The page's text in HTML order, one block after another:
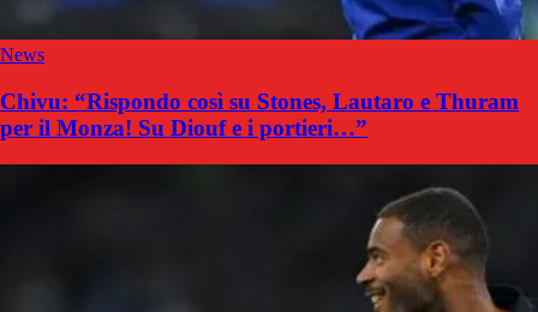
News
Chivu: “Rispondo così su Stones, Lautaro e Thuram
per il Monza! Su Diouf e i portieri…”